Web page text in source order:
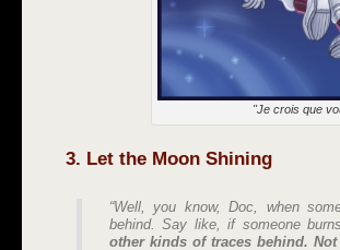
"Je crois que
3. Let the Moon Shining
“Well, you know, Doc, when
behind. Say like, if someone
other kinds of traces behind.